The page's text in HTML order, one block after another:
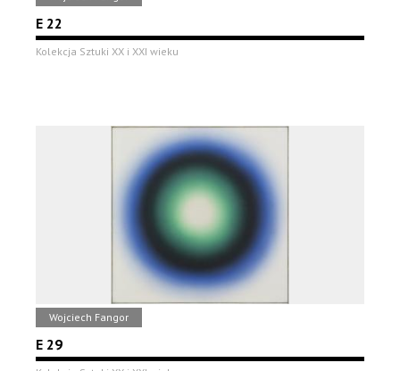
E 22
Kolekcja Sztuki XX i XXI wieku
Wojciech Fangor
E 29